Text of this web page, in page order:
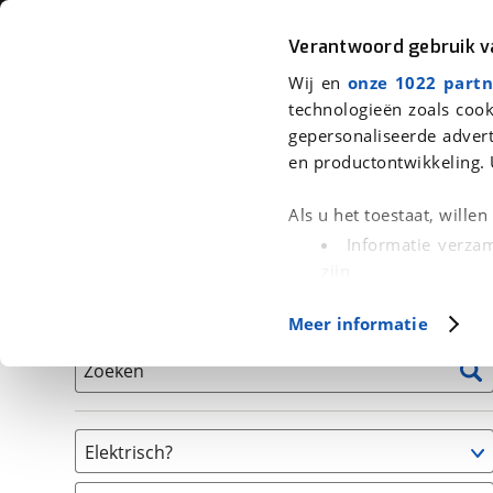
Verantwoord gebruik
Wij en onze 1022
technologieën zoals
gepersonaliseerde
en productontwikkeling.
Als u het toestaat, willen
Informatie
(fingerprinting)
in. U
Cookieverklaring.
Met cookies en
Functionele cookies
Meer informatie
Auto Fiets Motor
We hebben 0 fietsen voor je
Zoeken
Elektrisch?
Niet elektrisch (0)